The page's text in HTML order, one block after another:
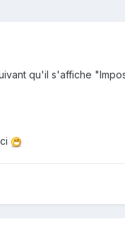
qu'il s'affiche